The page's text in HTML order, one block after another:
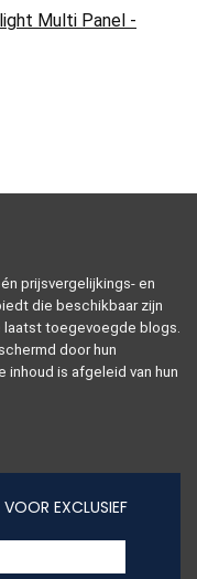
Multi Panel -
prijsvergelijkings- en
die beschikbaar zijn
laatst toegevoegde blogs.
door hun
is afgeleid van hun
EXCLUSIEF